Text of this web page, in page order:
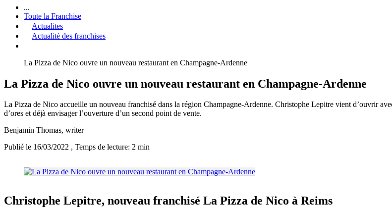
...
Toute la Franchise
Actualites
Actualité des franchises
La Pizza de Nico ouvre un nouveau restaurant en Champagne-Ardenne
La Pizza de Nico ouvre un nouveau restaurant en Champagne-Ardenne
La Pizza de Nico accueille un nouveau franchisé dans la région Champagne-Ardenne. Christophe Lepitre vient d’ouvrir
d’ores et déjà envisager l’ouverture d’un second point de vente.
Benjamin Thomas, writer
Publié le 16/03/2022 , Temps de lecture: 2 min
Christophe Lepitre, nouveau franchisé La Pizza de Nico à Reims